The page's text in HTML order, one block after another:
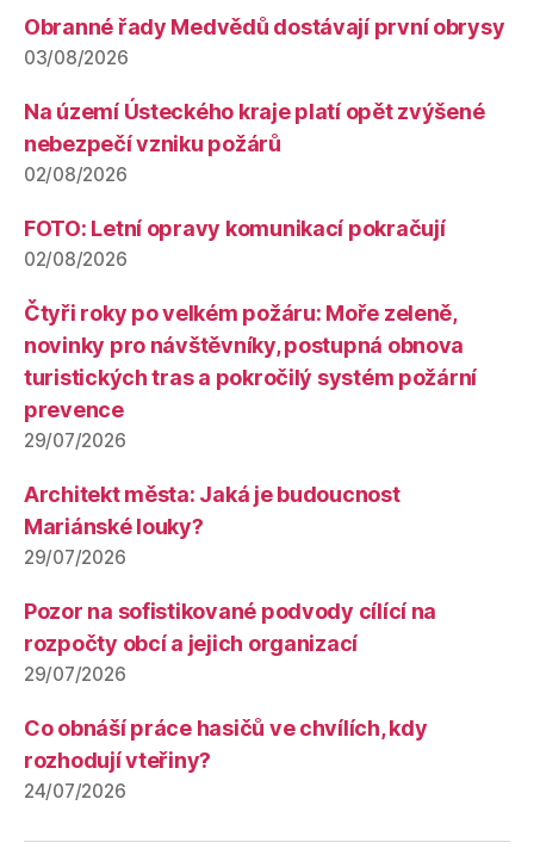
Obranné řady Medvědů dostávají první obrysy
03/08/2026
Na území Ústeckého kraje platí opět zvýšené
nebezpečí vzniku požárů
02/08/2026
FOTO: Letní opravy komunikací pokračují
02/08/2026
Čtyři roky po velkém požáru: Moře zeleně,
novinky pro návštěvníky, postupná obnova
turistických tras a pokročilý systém požární
prevence
29/07/2026
Architekt města: Jaká je budoucnost
Mariánské louky?
29/07/2026
Pozor na sofistikované podvody cílící na
rozpočty obcí a jejich organizací
29/07/2026
Co obnáší práce hasičů ve chvílích, kdy
rozhodují vteřiny?
24/07/2026